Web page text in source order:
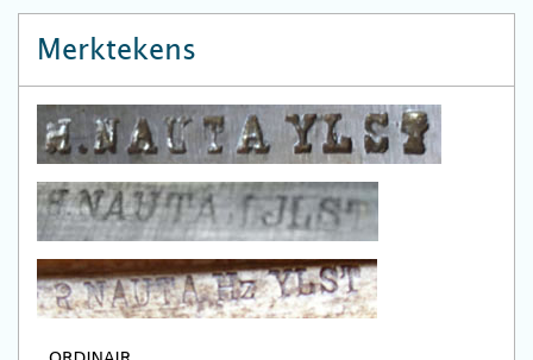
Merktekens